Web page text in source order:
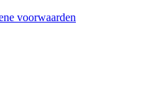
voorwaarden